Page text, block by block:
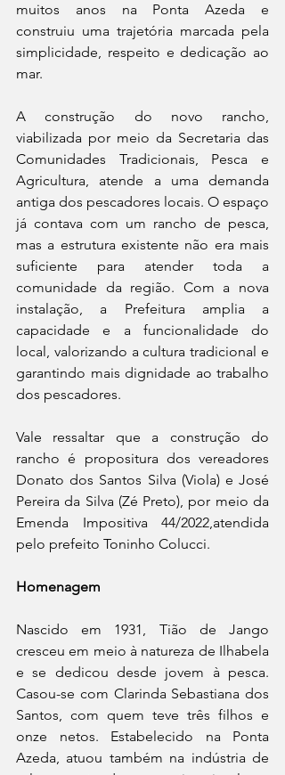
muitos anos na Ponta Azeda e
construiu uma trajetória marcada pela
simplicidade, respeito e dedicação ao
mar.
A construção do novo rancho,
viabilizada por meio da Secretaria das
Comunidades Tradicionais, Pesca e
Agricultura, atende a uma demanda
antiga dos pescadores locais. O espaço
já contava com um rancho de pesca,
mas a estrutura existente não era mais
suficiente para atender toda a
comunidade da região. Com a nova
instalação, a Prefeitura amplia a
capacidade e a funcionalidade do
local, valorizando a cultura tradicional e
garantindo mais dignidade ao trabalho
dos pescadores.
Vale ressaltar que a construção do
rancho é propositura dos vereadores
Donato dos Santos Silva (Viola) e José
Pereira da Silva (Zé Preto), por meio da
Emenda Impositiva 44/2022,atendida
pelo prefeito Toninho Colucci.
Homenagem
Nascido em 1931, Tião de Jango
cresceu em meio à natureza de Ilhabela
e se dedicou desde jovem à pesca.
Casou-se com Clarinda Sebastiana dos
Santos, com quem teve três filhos e
onze netos. Estabelecido na Ponta
Azeda, atuou também na indústria de